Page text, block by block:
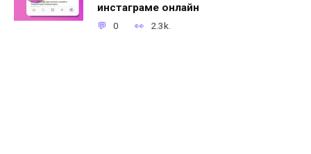
инстаграме онлайн
0 2.3k.